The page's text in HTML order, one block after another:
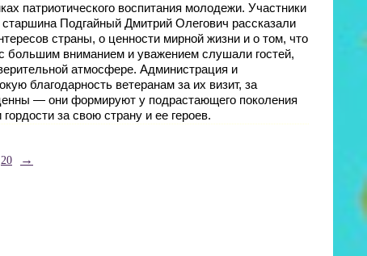
патриотического воспитания молодежи. Участники
Подгайный Дмитрий Олегович рассказали
страны, о ценности мирной жизни и о том, что
большим вниманием и уважением слушали гостей,
атмосфере. Администрация и
благодарность ветеранам за их визит, за
— они формируют у подрастающего поколения
за свою страну и ее героев.
20 →